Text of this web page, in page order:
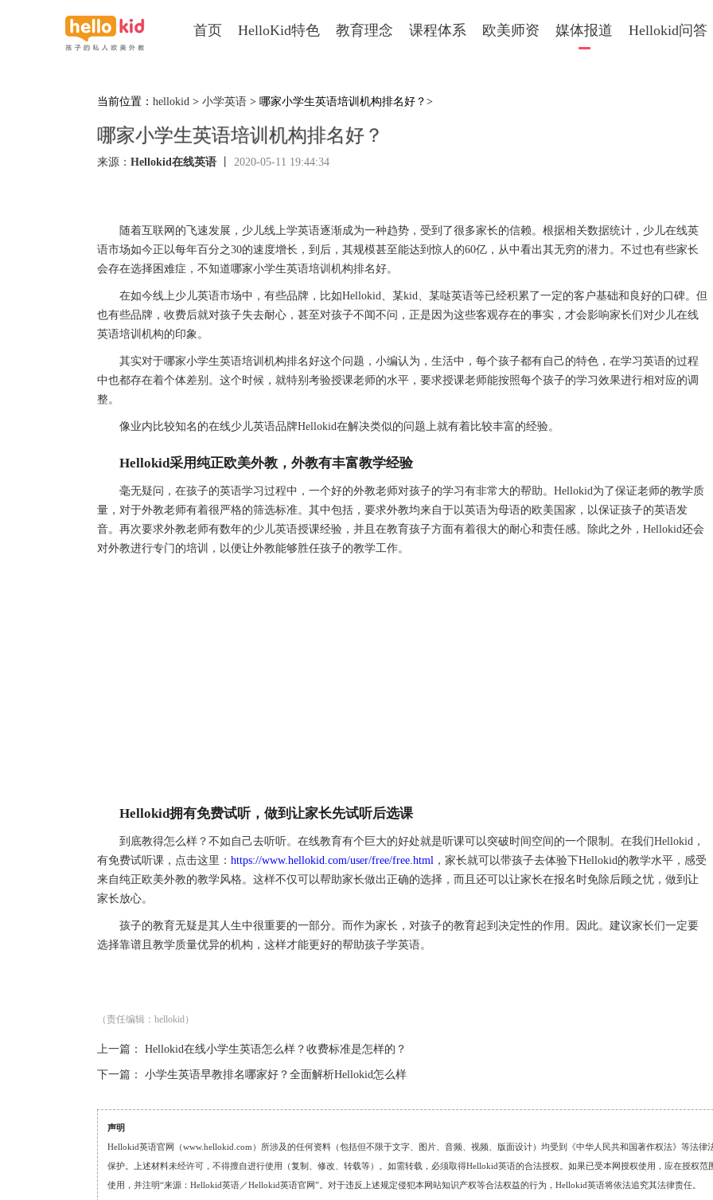
首页 HelloKid特色 教育理念 课程体系 欧美师资 媒体报道 Hellokid问答
当前位置： hellokid > 小学英语 > 哪家小学生英语培训机构排名好？>
哪家小学生英语培训机构排名好？
来源： Hellokid在线英语 2020-05-11 19:44:34
随着互联网的飞速发展，少儿线上学英语逐渐成为一种趋势，受到了很多家长的信赖。根据相关数据统计，少儿在线英
语市场如今正以每年百分之30的速度增长，到后，其规模甚至能达到惊人的60亿，从中看出其无穷的潜力。不过也有些家长
会存在选择困难症，不知道哪家小学生英语培训机构排名好。
在如今线上少儿英语市场中，有些品牌，比如Hellokid、某kid、某哒英语等已经积累了一定的客户基础和良好的口碑。但
也有些品牌，收费后就对孩子失去耐心，甚至对孩子不闻不问，正是因为这些客观存在的事实，才会影响家长们对少儿在线
英语培训机构的印象。
其实对于哪家小学生英语培训机构排名好这个问题，小编认为，生活中，每个孩子都有自己的特色，在学习英语的过程
中也都存在着个体差别。这个时候，就特别考验授课老师的水平，要求授课老师能按照每个孩子的学习效果进行相对应的调
整。
像业内比较知名的在线少儿英语品牌Hellokid在解决类似的问题上就有着比较丰富的经验。
Hellokid采用纯正欧美外教，外教有丰富教学经验
毫无疑问，在孩子的英语学习过程中，一个好的外教老师对孩子的学习有非常大的帮助。Hellokid为了保证老师的教学质
量，对于外教老师有着很严格的筛选标准。其中包括，要求外教均来自于以英语为母语的欧美国家，以保证孩子的英语发
音。再次要求外教老师有数年的少儿英语授课经验，并且在教育孩子方面有着很大的耐心和责任感。除此之外，Hellokid还会
对外教进行专门的培训，以便让外教能够胜任孩子的教学工作。
Hellokid拥有免费试听，做到让家长先试听后选课
到底教得怎么样？不如自己去听听。在线教育有个巨大的好处就是听课可以突破时间空间的一个限制。在我们Hellokid，
有免费试听课，点击这里： https://www.hellokid.com/user/free/free.html ，家长就可以带孩子去体验下Hellokid的教学水平，感受
来自纯正欧美外教的教学风格。这样不仅可以帮助家长做出正确的选择，而且还可以让家长在报名时免除后顾之忧，做到让
家长放心。
孩子的教育无疑是其人生中很重要的一部分。而作为家长，对孩子的教育起到决定性的作用。因此。建议家长们一定要
选择靠谱且教学质量优异的机构，这样才能更好的帮助孩子学英语。
（责任编辑：hellokid）
上一篇： Hellokid在线小学生英语怎么样？收费标准是怎样的？
下一篇： 小学生英语早教排名哪家好？全面解析Hellokid怎么样
声明
Hellokid英语官网（www.hellokid.com）所涉及的任何资料（包括但不限于文字、图片、音频、视频、版面设计）均受到《中华人民共和国著作权法》等法律
保护。上述材料未经许可，不得擅自进行使用（复制、修改、转载等）。如需转载，必须取得Hellokid英语的合法授权。如果已受本网授权使用，应在授权范
使用，并注明“来源：Hellokid英语／Hellokid英语官网”。对于违反上述规定侵犯本网站知识产权等合法权益的行为，Hellokid英语将依法追究其法律责任。